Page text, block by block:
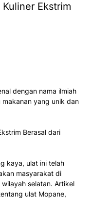
Ekstrim
dengan nama ilmiah
makanan yang unik dan
kaya, ulat ini telah
masyarakat di
selatan. Artikel
ulat Mopane,